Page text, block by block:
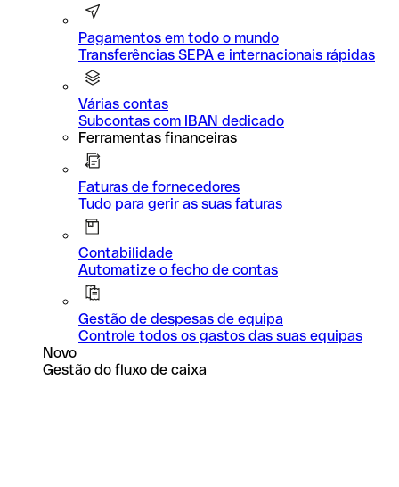
Pagamentos em todo o mundo
Transferências SEPA e internacionais rápidas
Várias contas
Subcontas com IBAN dedicado
Ferramentas financeiras
Faturas de fornecedores
Tudo para gerir as suas faturas
Contabilidade
Automatize o fecho de contas
Gestão de despesas de equipa
Controle todos os gastos das suas equipas
Novo
Gestão do fluxo de caixa